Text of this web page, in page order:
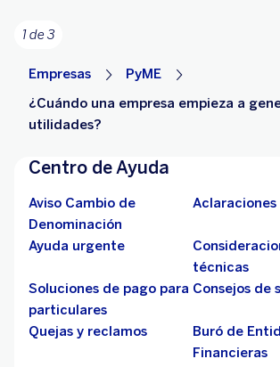
1 de 3
Empresas
PyME
¿Cuándo una empresa empieza a
utilidades?
Centro de Ayuda
Aviso Cambio de
Denominación
Aclaraciones
Ayuda urgente
técnicas
Soluciones de pago para
particulares
Consejos de
Quejas y reclamos
Buró de
Financieras